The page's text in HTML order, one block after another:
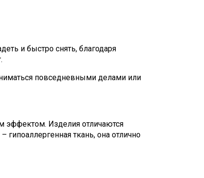
и быстро снять, благодаря
повседневными делами или
эффектом. Изделия отличаются
ткань, она отлично